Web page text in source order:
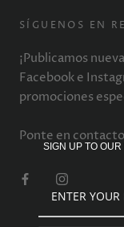
SÍGUENOS EN
¡Publicamos
Facebook e
promociones
Ponte en
SIGN UP TO